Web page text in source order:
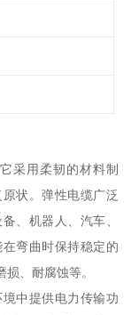
采用柔韧的材料制
状。弹性电缆广泛
、机器人、汽车、
弯曲时保持稳定的
、耐腐蚀等。
中提供电力传输功